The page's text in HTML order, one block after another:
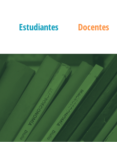
Estudiantes Docentes